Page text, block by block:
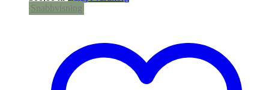
Snabbvisning